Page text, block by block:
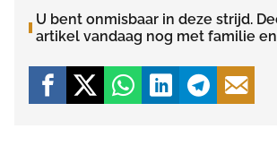
U bent onmisbaar in deze strijd.
artikel vandaag nog met familie